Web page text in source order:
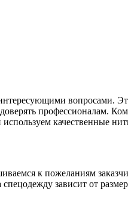
вопросами.
профессионалам.
качественные
к пожеланиям
зависит от